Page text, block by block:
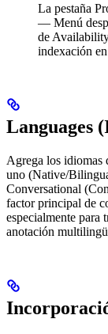
La pestaña
— Menú
de
indexación
Languages
Agrega los idiomas
uno (Native/
Conversational
factor principal de
especialmente para
anotación